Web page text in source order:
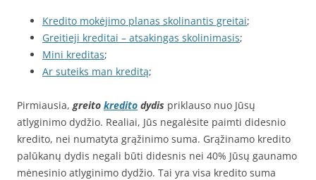
Kredito mokėjimo planas skolinantis greitai;
Greitieji kreditai – atsakingas skolinimasis;
Mini kreditas;
Ar suteiks man kreditą;
Pirmiausia, greito kredito dydis priklauso nuo Jūsų
atlyginimo dydžio. Realiai, Jūs negalėsite paimti didesnio
kredito, nei numatyta grąžinimo suma. Grąžinamo kredito
palūkanų dydis negali būti didesnis nei 40% Jūsų gaunamo
mėnesinio atlyginimo dydžio. Tai yra visa kredito suma